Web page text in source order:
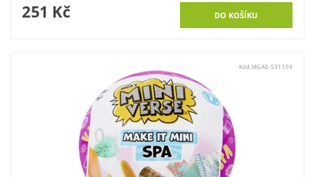
251 Kč
Kód: MGAE-531159